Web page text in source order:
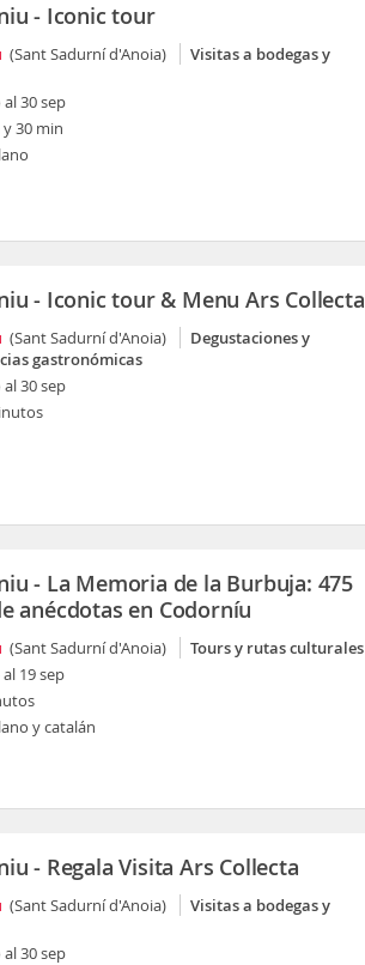
- Iconic tour
(Sant Sadurní d'Anoia)
Visitas a bodegas y
al 30 sep
30 min
- Iconic tour & Menu Ars Collecta
(Sant Sadurní d'Anoia)
Degustaciones y
gastronómicas
al 30 sep
- La Memoria de la Burbuja: 475
anécdotas en Codorníu
(Sant Sadurní d'Anoia)
Tours y rutas culturales
19 sep
y catalán
- Regala Visita Ars Collecta
(Sant Sadurní d'Anoia)
Visitas a bodegas y
al 30 sep